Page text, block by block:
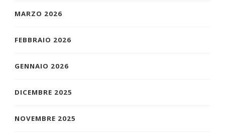
MARZO 2026
FEBBRAIO 2026
GENNAIO 2026
DICEMBRE 2025
NOVEMBRE 2025